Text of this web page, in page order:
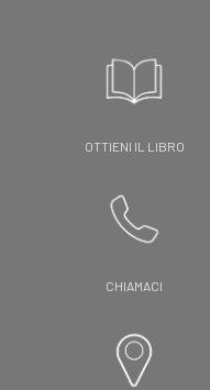
OTTIENI IL LIBRO
CHIAMACI